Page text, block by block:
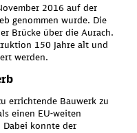
2016 auf der
genommen wurde. Die
Brücke über die Aurach.
150 Jahre alt und
werden.
errichtende Bauwerk zu
einen EU-weiten
Dabei konnte der